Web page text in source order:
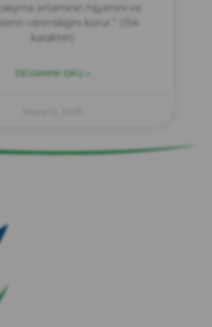
ortamının hijyenini ve
verimliliğini korur.” (154
karakter)
DEVAMINI OKU »